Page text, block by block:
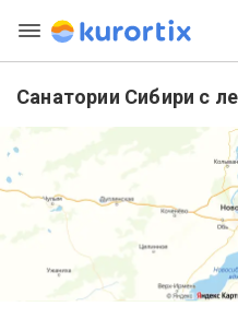
Санатории Сибири с